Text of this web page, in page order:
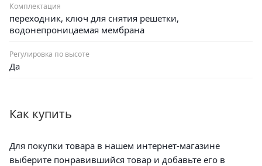
Комплектация
переходник, ключ для снятия решетки,
водонепроницаемая мембрана
Регулировка по высоте
Да
Как купить
Для покупки товара в нашем интернет-магазине
выберите понравившийся товар и добавьте его в